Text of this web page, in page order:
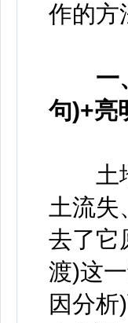
作的方
一
句)+亮
土地
土流失
去了它
渡)这
因分